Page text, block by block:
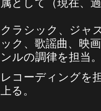
属として（現在、
クラシック、ジャ
ック、歌謡曲、映
ンルの調律を担当
レコーディングを
上る。